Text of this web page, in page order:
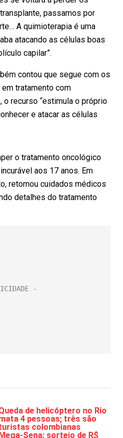
passamos por
A quimioterapia é uma
atacando as células boas
capilar”.
contou que segue com os
tratamento com
o recurso “estimula o próprio
e atacar as células
o tratamento oncológico
aos 17 anos. Em
retomou cuidados médicos
detalhes do tratamento